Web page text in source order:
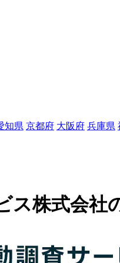
知県 京都府 大阪府 兵庫県
ス株式会社